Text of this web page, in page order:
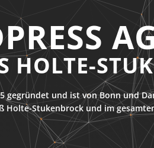
HOLTE-
gegründet und ist von Bonn und
Holte-Stukenbrock und im